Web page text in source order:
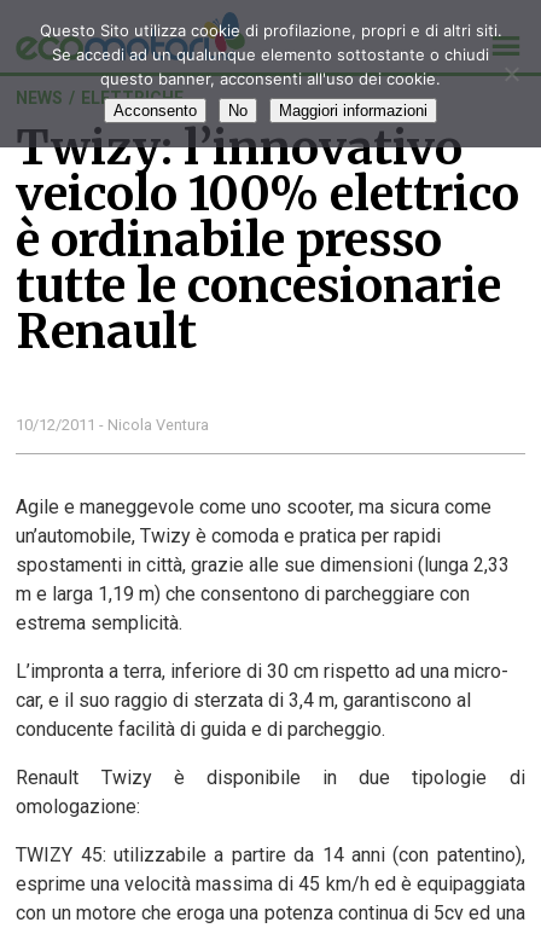
NEWS / ELETTRICHE
Twizy: l’innovativo
veicolo 100% elettrico
è ordinabile presso
tutte le concesionarie
Renault
10/12/2011 - Nicola Ventura
Agile e maneggevole come uno scooter, ma sicura come
un’automobile, Twizy è comoda e pratica per rapidi
spostamenti in città, grazie alle sue dimensioni (lunga 2,33
m e larga 1,19 m) che consentono di parcheggiare con
estrema semplicità.
L’impronta a terra, inferiore di 30 cm rispetto ad una micro-
car, e il suo raggio di sterzata di 3,4 m, garantiscono al
conducente facilità di guida e di parcheggio.
Renault Twizy è disponibile in due tipologie di
omologazione:
TWIZY 45: utilizzabile a partire da 14 anni (con patentino),
esprime una velocità massima di 45 km/h ed è equipaggiata
con un motore che eroga una potenza continua di 5cv ed una
Questo Sito utilizza cookie di profilazione, propri e di altri siti.
Se accedi ad un qualunque elemento sottostante o chiudi
questo banner, acconsenti all'uso dei cookie.
Acconsento No Maggiori informazioni